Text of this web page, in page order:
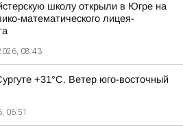
школу открыли в Югре на
математического лицея-
08:43
+31°С. Ветер юго-восточный
06:51